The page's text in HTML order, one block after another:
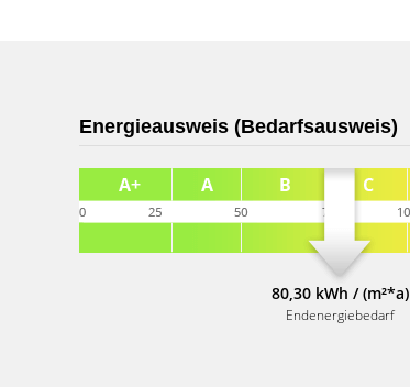
Energieausweis (Bedarfsausweis)
80,30 kWh / (m²*a)
Endenergiebedarf